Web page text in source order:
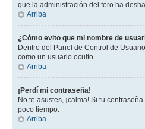
que la administración del foro ha
Arriba
¿Cómo evito que mi nombre de
Dentro del Panel de Control de
como un usuario oculto.
Arriba
¡Perdí mi contraseña!
No te asustes, ¡calma! Si tu
poco tiempo.
Arriba